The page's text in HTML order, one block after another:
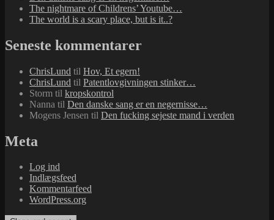
The nightmare of Childrens’ Youtube…
The world is a scary place, but is it..?
Seneste kommentarer
ChrisLund til Hov, Et egern!
ChrisLund til Patentlovgivningen stinker…
Storm til kropskontrol
Nanna til Den danske sang er en negernisse…
Mogens Jensen til Den fucking sejeste mand i verden
Meta
Log ind
Indlægsfeed
Kommentarfeed
WordPress.org